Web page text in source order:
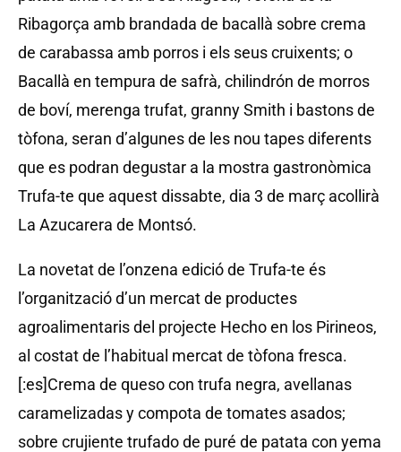
Ribagorça amb brandada de bacallà sobre crema
de carabassa amb porros i els seus cruixents; o
Bacallà en tempura de safrà, chilindrón de morros
de boví, merenga trufat, granny Smith i bastons de
tòfona, seran d’algunes de les nou tapes diferents
que es podran degustar a la mostra gastronòmica
Trufa-te que aquest dissabte, dia 3 de març acollirà
La Azucarera de Montsó.
La novetat de l’onzena edició de Trufa-te és
l’organització d’un mercat de productes
agroalimentaris del projecte Hecho en los Pirineos,
al costat de l’habitual mercat de tòfona fresca.
[:es]Crema de queso con trufa negra, avellanas
caramelizadas y compota de tomates asados;
sobre crujiente trufado de puré de patata con yema